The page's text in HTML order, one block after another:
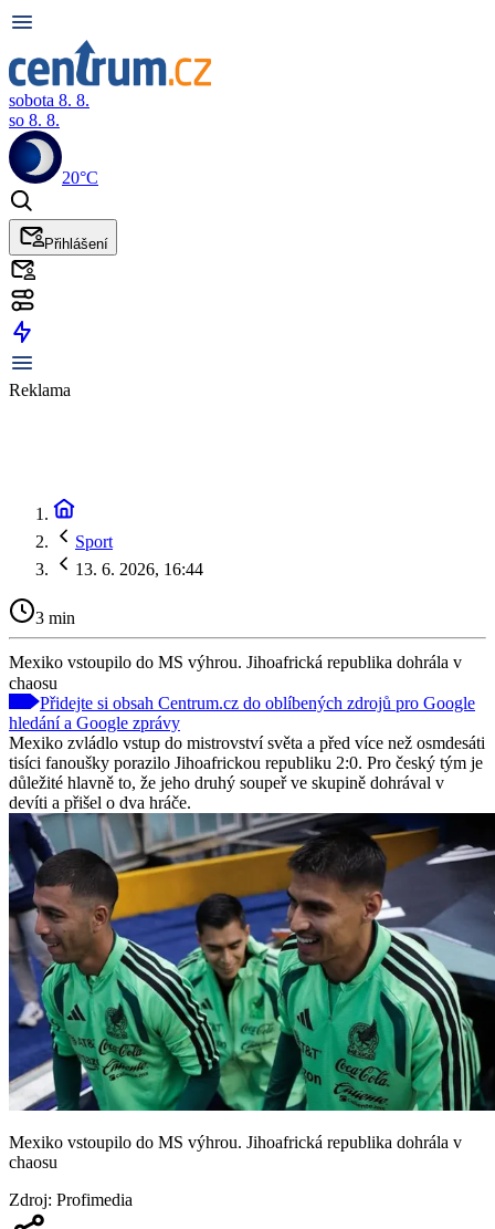
sobota 8. 8.
so 8. 8.
20°C
Přihlášení
Reklama
Sport
13. 6. 2026, 16:44
3 min
Mexiko vstoupilo do MS výhrou. Jihoafrická republika dohrála v
chaosu
Přidejte si obsah Centrum.cz do oblíbených zdrojů pro Google
hledání a Google zprávy
Mexiko zvládlo vstup do mistrovství světa a před více než osmdesáti
tisíci fanoušky porazilo Jihoafrickou republiku 2:0. Pro český tým je
důležité hlavně to, že jeho druhý soupeř ve skupině dohrával v
devíti a přišel o dva hráče.
Mexiko vstoupilo do MS výhrou. Jihoafrická republika dohrála v
chaosu
Zdroj: Profimedia